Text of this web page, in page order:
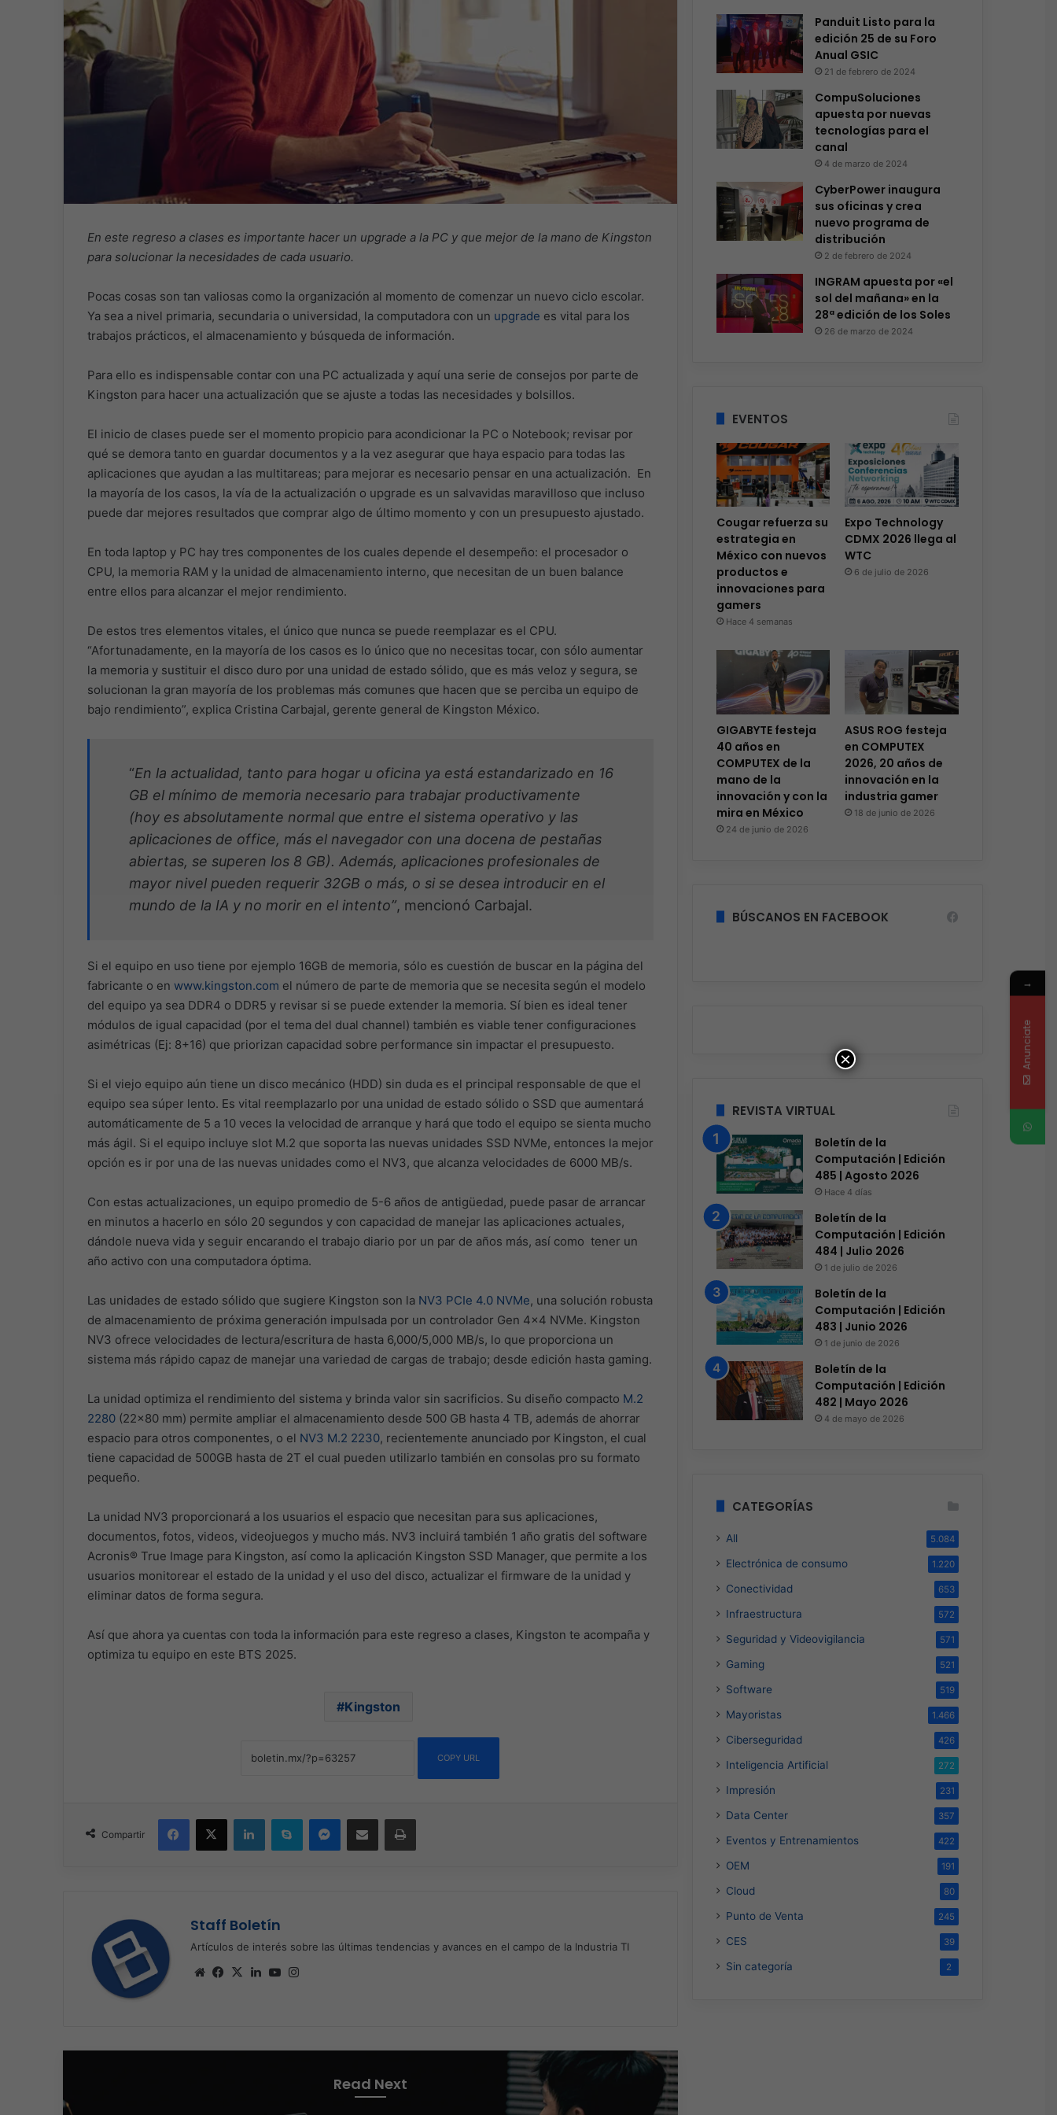
En este regreso a clases es importante hacer un upgrade a la PC y que mejor de la mano de Kingston
para solucionar la necesidades de cada usuario.
Pocas cosas son tan valiosas como la organización al momento de comenzar un nuevo ciclo escolar.
Ya sea a nivel primaria, secundaria o universidad, la computadora con un upgrade es vital para los
trabajos prácticos, el almacenamiento y búsqueda de información.
Para ello es indispensable contar con una PC actualizada y aquí una serie de consejos por parte de
Kingston para hacer una actualización que se ajuste a todas las necesidades y bolsillos.
El inicio de clases puede ser el momento propicio para acondicionar la PC o Notebook; revisar por
qué se demora tanto en guardar documentos y a la vez asegurar que haya espacio para todas las
aplicaciones que ayudan a las multitareas; para mejorar es necesario pensar en una actualización. En
la mayoría de los casos, la vía de la actualización o upgrade es un salvavidas maravilloso que incluso
puede dar mejores resultados que comprar algo de último momento y con un presupuesto ajustado.
En toda laptop y PC hay tres componentes de los cuales depende el desempeño: el procesador o
CPU, la memoria RAM y la unidad de almacenamiento interno, que necesitan de un buen balance
entre ellos para alcanzar el mejor rendimiento.
De estos tres elementos vitales, el único que nunca se puede reemplazar es el CPU.
“Afortunadamente, en la mayoría de los casos es lo único que no necesitas tocar, con sólo aumentar
la memoria y sustituir el disco duro por una unidad de estado sólido, que es más veloz y segura, se
solucionan la gran mayoría de los problemas más comunes que hacen que se perciba un equipo de
bajo rendimiento”, explica Cristina Carbajal, gerente general de Kingston México.
“En la actualidad, tanto para hogar u oficina ya está estandarizado en 16
GB el mínimo de memoria necesario para trabajar productivamente
(hoy es absolutamente normal que entre el sistema operativo y las
aplicaciones de office, más el navegador con una docena de pestañas
abiertas, se superen los 8 GB). Además, aplicaciones profesionales de
mayor nivel pueden requerir 32GB o más, o si se desea introducir en el
mundo de la IA y no morir en el intento”, mencionó Carbajal.
Si el equipo en uso tiene por ejemplo 16GB de memoria, sólo es cuestión de buscar en la página del
fabricante o en www.kingston.com el número de parte de memoria que se necesita según el modelo
del equipo ya sea DDR4 o DDR5 y revisar si se puede extender la memoria. Sí bien es ideal tener
módulos de igual capacidad (por el tema del dual channel) también es viable tener configuraciones
asimétricas (Ej: 8+16) que priorizan capacidad sobre performance sin impactar el presupuesto.
Si el viejo equipo aún tiene un disco mecánico (HDD) sin duda es el principal responsable de que el
equipo sea súper lento. Es vital reemplazarlo por una unidad de estado sólido o SSD que aumentará
automáticamente de 5 a 10 veces la velocidad de arranque y hará que todo el equipo se sienta mucho
más ágil. Si el equipo incluye slot M.2 que soporta las nuevas unidades SSD NVMe, entonces la mejor
opción es ir por una de las nuevas unidades como el NV3, que alcanza velocidades de 6000 MB/s.
Con estas actualizaciones, un equipo promedio de 5-6 años de antigüedad, puede pasar de arrancar
en minutos a hacerlo en sólo 20 segundos y con capacidad de manejar las aplicaciones actuales,
dándole nueva vida y seguir encarando el trabajo diario por un par de años más, así como tener un
año activo con una computadora óptima.
Las unidades de estado sólido que sugiere Kingston son la NV3 PCIe 4.0 NVMe, una solución robusta
de almacenamiento de próxima generación impulsada por un controlador Gen 4×4 NVMe. Kingston
NV3 ofrece velocidades de lectura/escritura de hasta 6,000/5,000 MB/s, lo que proporciona un
sistema más rápido capaz de manejar una variedad de cargas de trabajo; desde edición hasta gaming.
La unidad optimiza el rendimiento del sistema y brinda valor sin sacrificios. Su diseño compacto M.2
2280(22×80 mm) permite ampliar el almacenamiento desde 500 GB hasta 4 TB, además de ahorrar
espacio para otros componentes, o el NV3 M.2 2230, recientemente anunciado por Kingston, el cual
tiene capacidad de 500GB hasta de 2T el cual pueden utilizarlo también en consolas pro su formato
pequeño.
La unidad NV3 proporcionará a los usuarios el espacio que necesitan para sus aplicaciones,
documentos, fotos, videos, videojuegos y mucho más. NV3 incluirá también 1 año gratis del software
Acronis® True Image para Kingston, así como la aplicación Kingston SSD Manager, que permite a los
usuarios monitorear el estado de la unidad y el uso del disco, actualizar el firmware de la unidad y
eliminar datos de forma segura.
Así que ahora ya cuentas con toda la información para este regreso a clases, Kingston te acompaña y
optimiza tu equipo en este BTS 2025.
Kingston
COPY URL
Compartir
Facebook
X LinkedInSkype MessengerCompartir por correo electrónicoImprimir
Staff Boletín
Artículos de interés sobre las últimas tendencias y avances en el campo de la Industria TI
SitioFacebook
X LinkedInYouTube
Read Next
Panduit Listo para la
edición 25 de su Foro
Anual GSIC
21 de febrero de 2024
CompuSoluciones
apuesta por nuevas
tecnologías para el
canal
4 de marzo de 2024
CyberPower inaugura
sus oficinas y crea
nuevo programa de
distribución
2 de febrero de 2024
INGRAM apuesta por «el
sol del mañana» en la
28ª edición de los Soles
26 de marzo de 2024
EVENTOS
Cougar refuerza su
estrategia en
México con nuevos
productos e
innovaciones para
gamers
Hace 4 semanas
Expo Technology
CDMX 2026 llega al
WTC
6 de julio de 2026
GIGABYTE festeja
40 años en
COMPUTEX de la
mano de la
innovación y con la
mira en México
24 de junio de 2026
ASUS ROG festeja
en COMPUTEX
2026, 20 años de
innovación en la
industria gamer
18 de junio de 2026
BÚSCANOS EN FACEBOOK
REVISTA VIRTUAL
Boletín de la
Computación | Edición
485 | Agosto 2026
Hace 4 días
Boletín de la
Computación | Edición
484 | Julio 2026
1 de julio de 2026
Boletín de la
Computación | Edición
483 | Junio 2026
1 de junio de 2026
Boletín de la
Computación | Edición
482 | Mayo 2026
4 de mayo de 2026
CATEGORÍAS
All 5.084
Electrónica de consumo 1.220
Conectividad 653
Infraestructura 572
Seguridad y Videovigilancia 571
Gaming 521
Software 519
Mayoristas 1.466
Ciberseguridad 426
Inteligencia Artificial 272
Impresión 231
Data Center 357
Eventos y Entrenamientos 422
OEM 191
Cloud 80
Punto de Venta 245
CES 39
Sin categoría 2
×
→
Anunciate